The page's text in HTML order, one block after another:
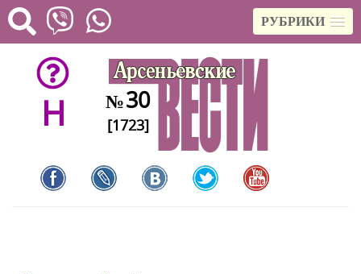
РУБРИКИ
H №30
[1723]